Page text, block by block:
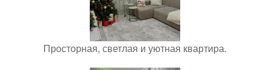
Просторная, светлая и уютная квартира.